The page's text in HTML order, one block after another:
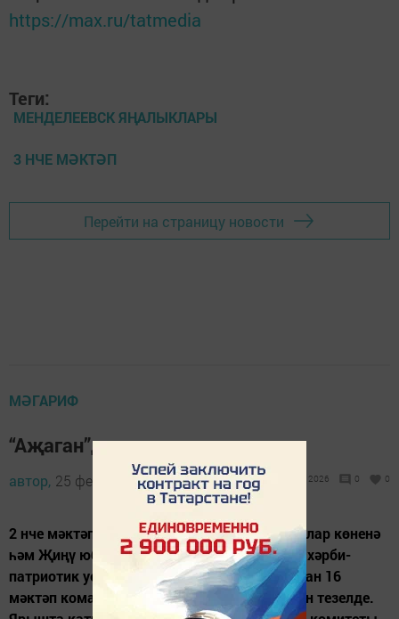
https://max.ru/tatmedia
Теги:
МЕНДЕЛЕЕВСК ЯҢАЛЫКЛАРЫ
3 НЧЕ МӘКТӘП
Перейти на страницу новости
МӘГАРИФ
“Аҗаган”да сыналдылар
автор, 25 февраль 2015 - 11:36 2026 0 0
2 нче мәктәп базасында Ватанны саклаучылар көненә
һәм Җиңү юбилеена багышланган "Аҗаган" хәрби-
патриотик уены узды. Дүртәр кешедән торган 16
мәктәп командасы рапортлар тапшыру өчен тезелде.